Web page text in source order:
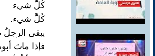
كُلَّ شيء
كُلَّ شيء.
يبقى الرجلُ
فإذا ماتَ